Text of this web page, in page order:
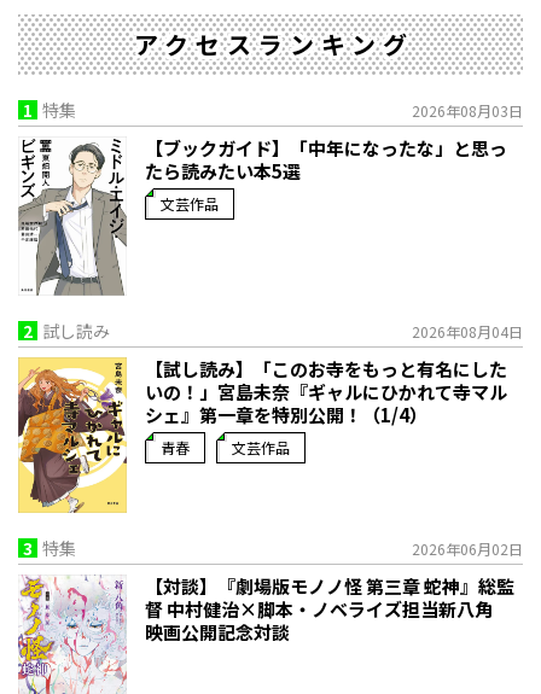
アクセスランキング
1 特集 2026年08月03日
【ブックガイド】「中年になったな」と思っ
たら読みたい本5選
文芸作品
2 試し読み 2026年08月04日
【試し読み】「このお寺をもっと有名にした
いの！」宮島未奈『ギャルにひかれて寺マル
シェ』第一章を特別公開！（1/4）
青春 文芸作品
3 特集 2026年06月02日
【対談】『劇場版モノノ怪 第三章 蛇神』総監
督 中村健治×脚本・ノベライズ担当新八角
映画公開記念対談